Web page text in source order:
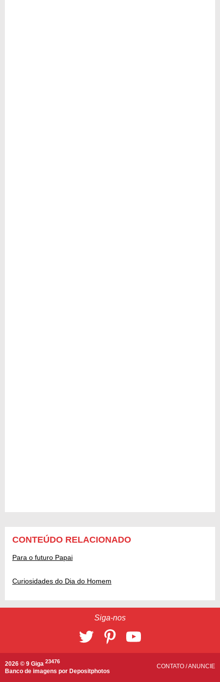
CONTEÚDO RELACIONADO
Para o futuro Papai
Curiosidades do Dia do Homem
Siga-nos
2026 © 9 Giga 23476
Banco de imagens por Depositphotos
CONTATO /ANUNCIE